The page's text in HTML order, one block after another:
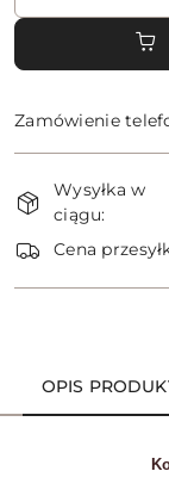
Zamówienie
Dostępność
i
dostawa
Wysyłka w
ciągu:
Cena
OPIS